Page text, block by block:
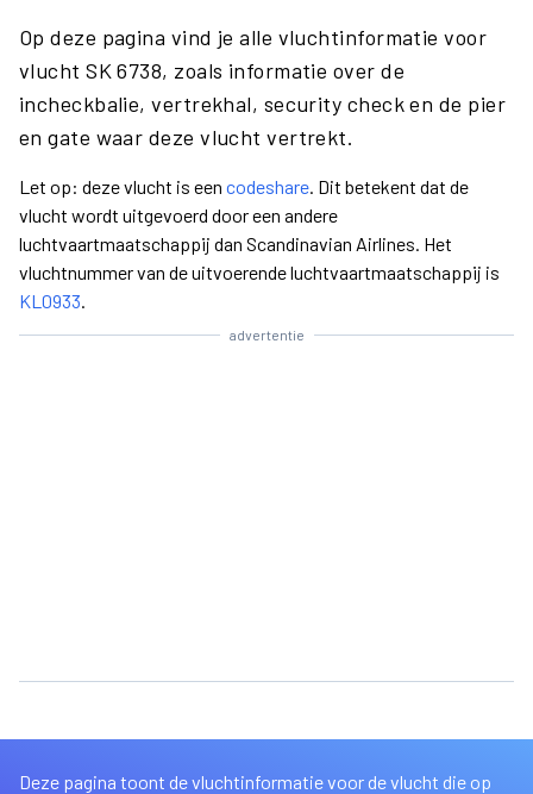
Op deze pagina vind je alle vluchtinformatie voor
vlucht SK 6738, zoals informatie over de
incheckbalie, vertrekhal, security check en de pier
en gate waar deze vlucht vertrekt.
Let op: deze vlucht is een codeshare. Dit betekent dat de
vlucht wordt uitgevoerd door een andere
luchtvaartmaatschappij dan Scandinavian Airlines. Het
vluchtnummer van de uitvoerende luchtvaartmaatschappij is
KL0933.
advertentie
Deze pagina toont de vluchtinformatie voor de vlucht die op